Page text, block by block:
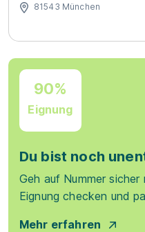
81543 München
90%
Eignung
Du bist noch
Geh auf Nummer
Eignung checken und
Mehr erfahren